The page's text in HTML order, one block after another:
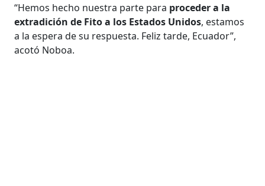
“Hemos hecho nuestra parte para proceder a la
extradición de Fito a los Estados Unidos, estamos
a la espera de su respuesta. Feliz tarde, Ecuador”,
acotó Noboa.